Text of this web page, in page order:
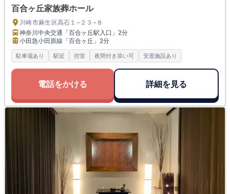
百合ヶ丘家族葬ホール
川崎市麻生区高石１−２３−８
神奈川中央交通「百合ヶ丘駅入口」 2分
小田急小田原線「百合ヶ丘」 2分
駐車場あり 駅近 控室 夜間付き添い可 安置施設あり
電話をかける 詳細を見る